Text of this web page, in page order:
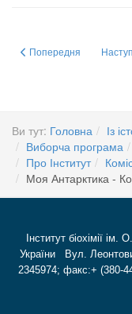
Попередня стаття:
Попередня
Ви тут: Головна Із
Виборча програма
Про Інститут
Моя Антарктика -
Інститут біохімії
України Вул.
2345974; факс:+ (380-